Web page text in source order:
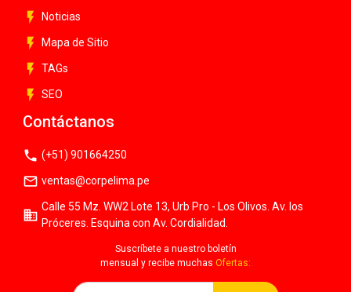
flash_on Noticias
flash_on Mapa de Sitio
flash_on TAGs
flash_on SEO
Contáctanos
phone (+51) 901664250
mail_outline ventas@corpelima.pe
business
Calle 55 Mz. WW2 Lote 13, Urb Pro - Los Olivos. Av. los
Próceres. Esquina con Av. Cordialidad.
Suscríbete a nuestro boletín
mensual y recibe muchas Ofertas: